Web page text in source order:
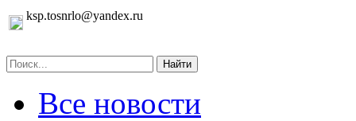
ksp.tosnrlo@yandex.ru
Найти
Все новости